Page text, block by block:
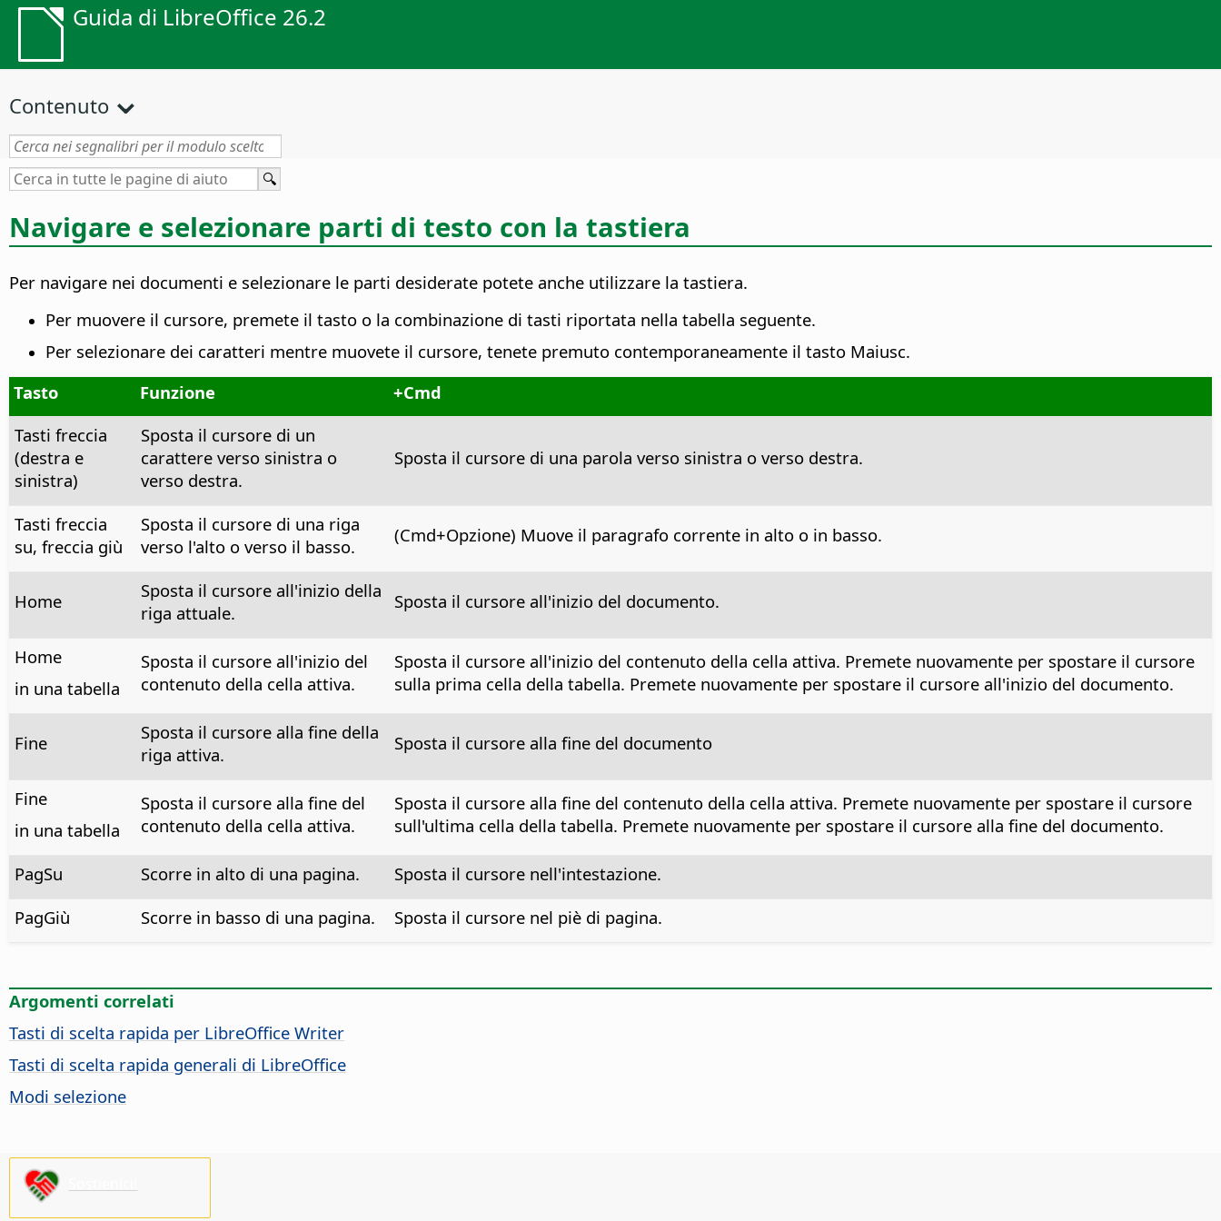
Guida di LibreOffice 26.2
Contenuto
Navigare e selezionare parti di testo con la tastiera
Per navigare nei documenti e selezionare le parti desiderate potete anche utilizzare la tastiera.
Per muovere il cursore, premete il tasto o la combinazione di tasti riportata nella tabella seguente.
Per selezionare dei caratteri mentre muovete il cursore, tenete premuto contemporaneamente il tasto Maiusc.
Tasto
Funzione +Cmd
Tasti freccia
(destra e
sinistra)
Sposta il cursore di un
carattere verso sinistra o
verso destra.
Sposta il cursore di una parola verso sinistra o verso destra.
Tasti freccia
su, freccia giù
Sposta il cursore di una riga
verso l'alto o verso il basso.
(Cmd+Opzione) Muove il paragrafo corrente in alto o in basso.
Home
Sposta il cursore all'inizio della
riga attuale.
Sposta il cursore all'inizio del documento.
Home
in una tabella
Sposta il cursore all'inizio del
contenuto della cella attiva.
Sposta il cursore all'inizio del contenuto della cella attiva. Premete nuovamente per spostare il cursore
sulla prima cella della tabella. Premete nuovamente per spostare il cursore all'inizio del documento.
Fine
Sposta il cursore alla fine della
riga attiva.
Sposta il cursore alla fine del documento
Fine
in una tabella
Sposta il cursore alla fine del
contenuto della cella attiva.
Sposta il cursore alla fine del contenuto della cella attiva. Premete nuovamente per spostare il cursore
sull'ultima cella della tabella. Premete nuovamente per spostare il cursore alla fine del documento.
PagSu Scorre in alto di una pagina.
Sposta il cursore nell'intestazione.
PagGiù
Scorre in basso di una pagina. Sposta il cursore nel piè di pagina.
Argomenti correlati
Tasti di scelta rapida per LibreOffice Writer
Tasti di scelta rapida generali di LibreOffice
Modi selezione